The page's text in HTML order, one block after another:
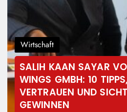
Wirtschaft
SALIH KAAN SAYAR
WINGS GMBH: 10
VERTRAUEN UND
GEWINNEN